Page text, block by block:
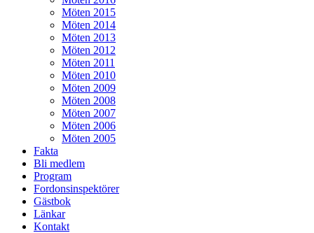
Möten 2015
Möten 2014
Möten 2013
Möten 2012
Möten 2011
Möten 2010
Möten 2009
Möten 2008
Möten 2007
Möten 2006
Möten 2005
Fakta
Bli medlem
Program
Fordonsinspektörer
Gästbok
Länkar
Kontakt